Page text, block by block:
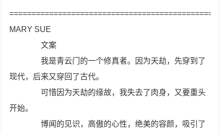
MARY SUE
文案
我是青云门的一个修真者。因为天劫，先穿到了
现代，后来又穿回了古代。
可惜因为天劫的缘故，我失去了肉身，又要重头
开始。
博闻的见识，高傲的心性，绝美的容颜，吸引了